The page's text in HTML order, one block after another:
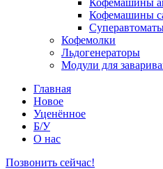
Кофемашины
Кофемашины
Кофемолки
Льдогенераторы
Модули для
Главная
Новое
Уценённое
Б/У
О нас
Позвонить сейчас!